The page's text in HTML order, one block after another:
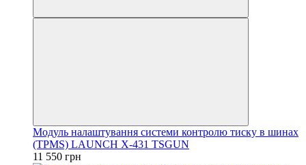
Модуль налаштування системи контролю тиску в шинах
(TPMS) LAUNCH X-431 TSGUN
11 550 грн